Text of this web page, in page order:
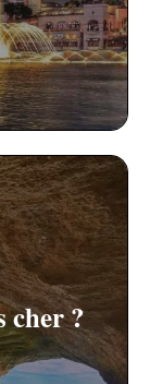
cher ?